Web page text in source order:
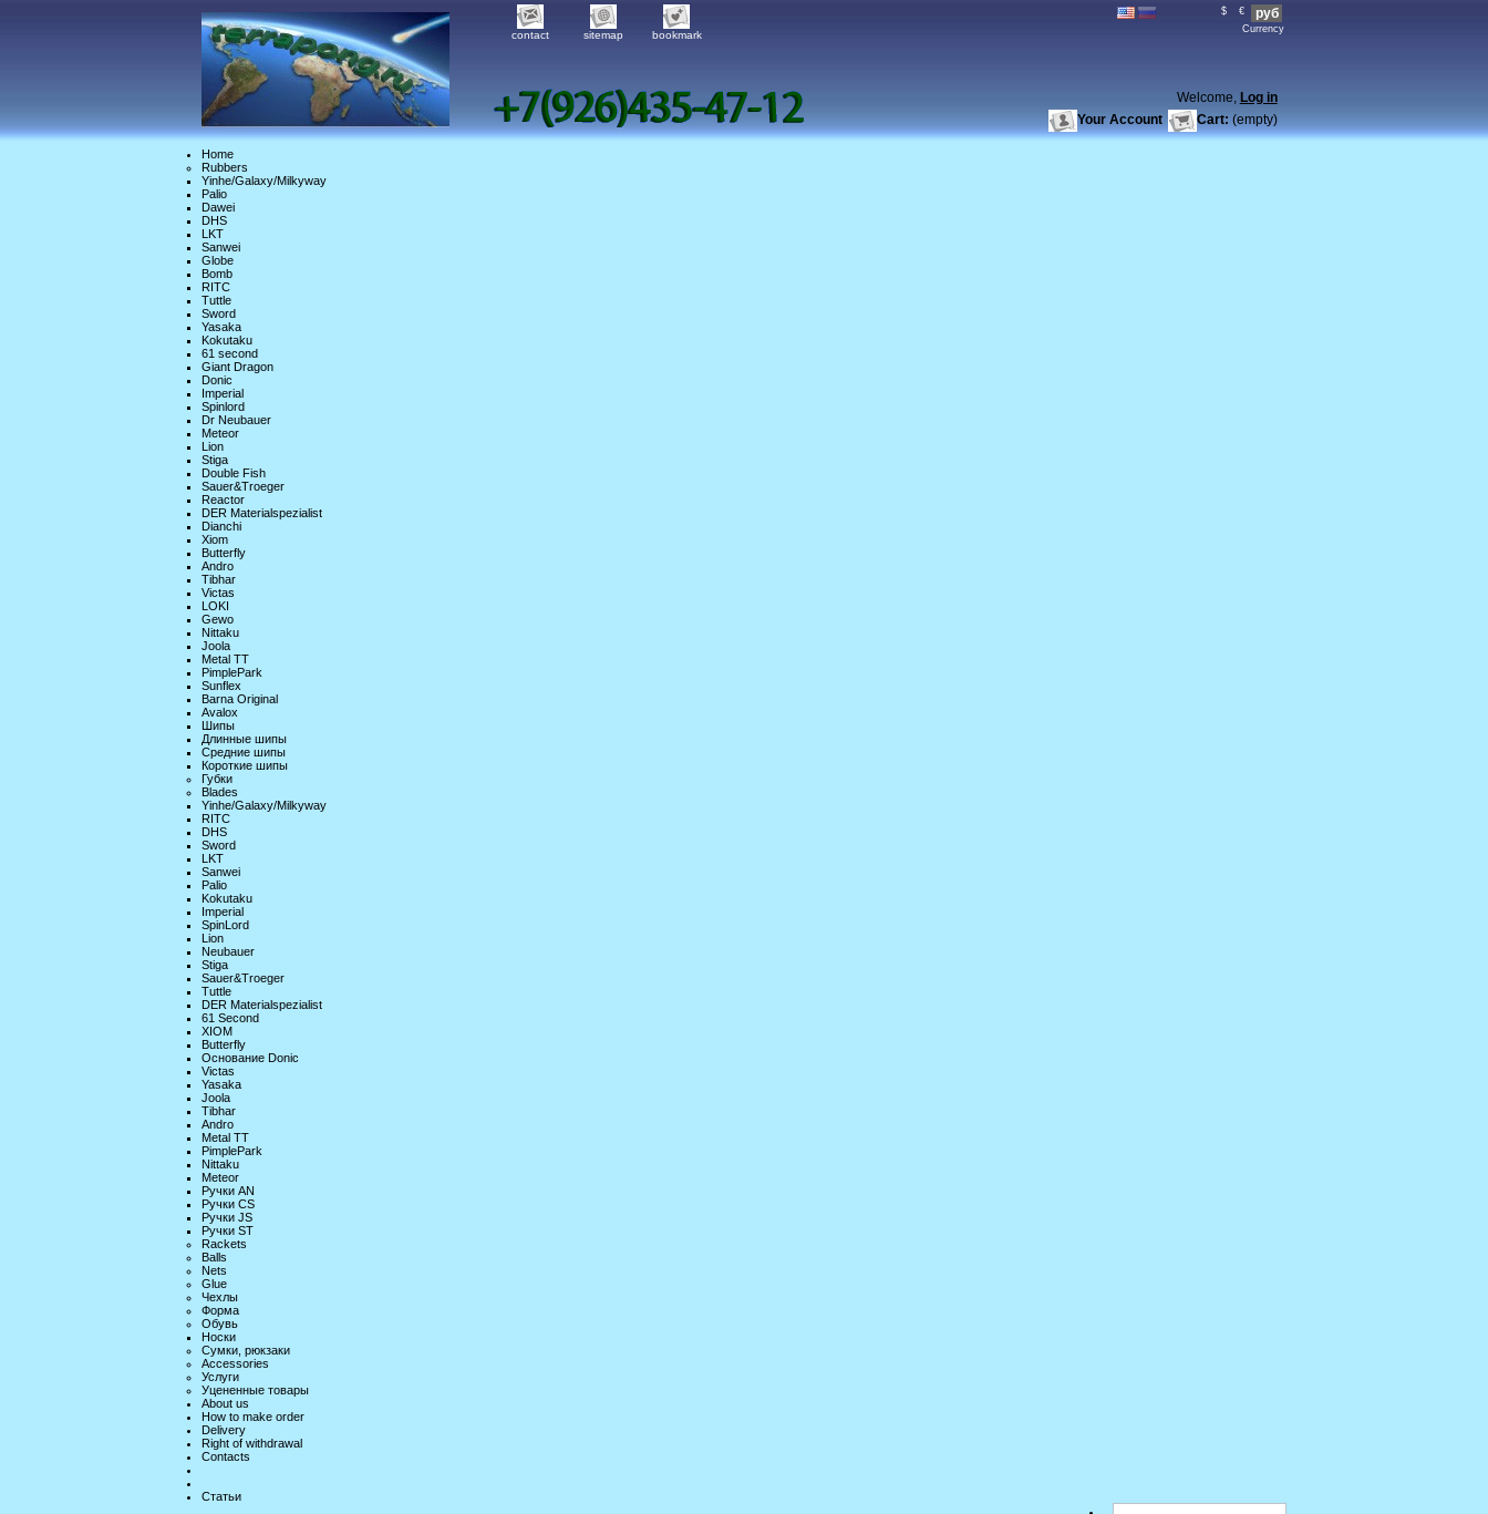
$ € руб
Currency
contact sitemap bookmark
Welcome, Log in
Cart: (empty)
Your Account
Home
Rubbers
Yinhe/Galaxy/Milkyway
Palio
Dawei
DHS
LKT
Sanwei
Globe
Bomb
RITC
Tuttle
Sword
Yasaka
Kokutaku
61 second
Giant Dragon
Donic
Imperial
Spinlord
Dr Neubauer
Meteor
Lion
Stiga
Double Fish
Sauer&Troeger
Reactor
DER Materialspezialist
Dianchi
Xiom
Butterfly
Andro
Tibhar
Victas
LOKI
Gewo
Nittaku
Joola
Metal TT
PimplePark
Sunflex
Barna Original
Avalox
Шипы
Длинные шипы
Средние шипы
Короткие шипы
Губки
Blades
Yinhe/Galaxy/Milkyway
RITC
DHS
Sword
LKT
Sanwei
Palio
Kokutaku
Imperial
SpinLord
Lion
Neubauer
Stiga
Sauer&Troeger
Tuttle
DER Materialspezialist
61 Second
XIOM
Butterfly
Основание Donic
Victas
Yasaka
Joola
Tibhar
Andro
Metal TT
PimplePark
Nittaku
Meteor
Ручки AN
Ручки CS
Ручки JS
Ручки ST
Rackets
Balls
Nets
Glue
Чехлы
Форма
Обувь
Носки
Сумки, рюкзаки
Accessories
Услуги
Уцененные товары
About us
How to make order
Delivery
Right of withdrawal
Contacts
Статьи